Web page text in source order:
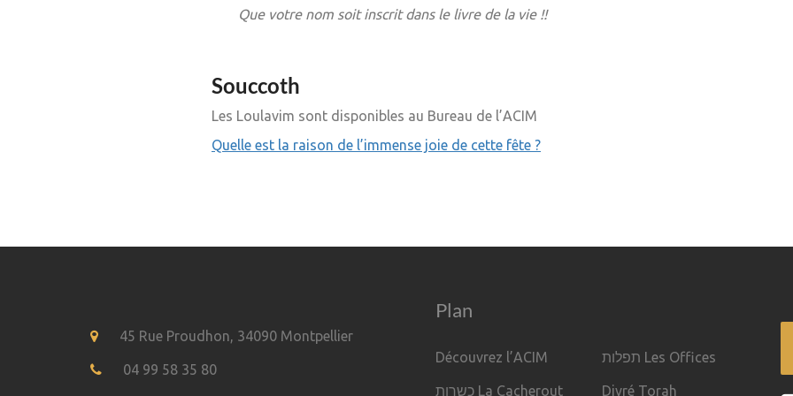
Que votre nom soit inscrit dans le livre de la vie !!
Souccoth
Les Loulavim sont disponibles au Bureau de l’ACIM
Quelle est la raison de l’immense joie de cette fête ?
45 Rue Proudhon, 34090 Montpellier
04 99 58 35 80
Plan
Découvrez l’ACIM
כשרות La Cacherout
תפלות Les Offices
Divré Torah